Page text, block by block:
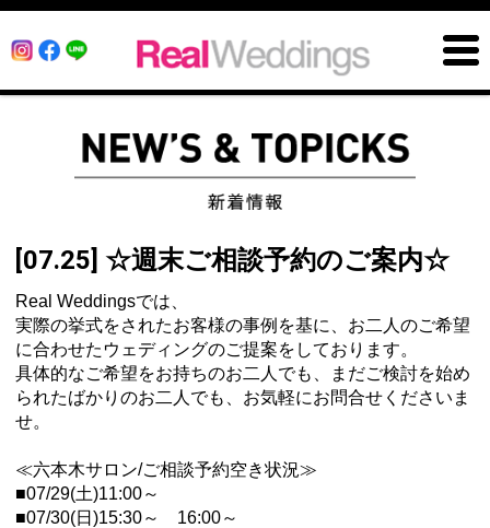
[07.25] ☆週末ご相談予約のご案内☆
Real Weddingsでは、
実際の挙式をされたお客様の事例を基に、お二人のご希望
に合わせたウェディングのご提案をしております。
具体的なご希望をお持ちのお二人でも、まだご検討を始め
られたばかりのお二人でも、お気軽にお問合せくださいま
せ。
≪六本木サロン/ご相談予約空き状況≫
■07/29(土)11:00～
■07/30(日)15:30～ 16:00～